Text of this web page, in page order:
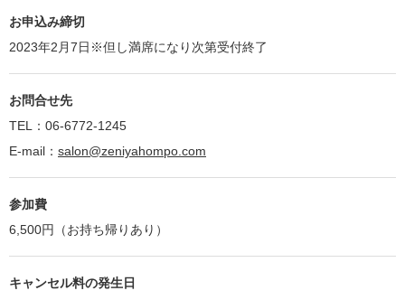
お申込み締切
2023年2月7日※但し満席になり次第受付終了
お問合せ先
TEL：06-6772-1245
E-mail： salon@zeniyahompo.com
参加費
6,500円（お持ち帰りあり）
キャンセル料の発生日